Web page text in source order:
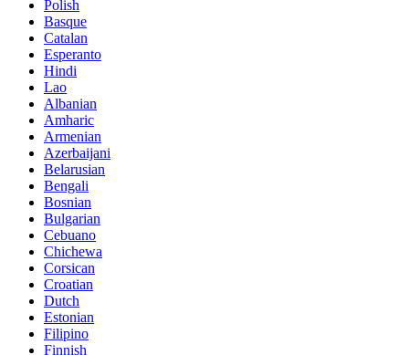
Polish
Basque
Catalan
Esperanto
Hindi
Lao
Albanian
Amharic
Armenian
Azerbaijani
Belarusian
Bengali
Bosnian
Bulgarian
Cebuano
Chichewa
Corsican
Croatian
Dutch
Estonian
Filipino
Finnish